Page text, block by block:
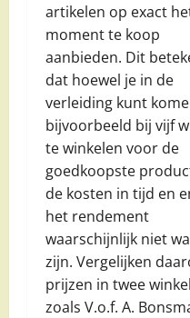
artikelen op exact
moment te koop
aanbieden. Dit
dat hoewel je in de
verleiding kunt
bijvoorbeeld bij vijf
te winkelen voor de
goedkoopste
de kosten in tijd en
het rendement
waarschijnlijk niet
zijn. Vergelijken
prijzen in twee
zoals V.o.f. A.